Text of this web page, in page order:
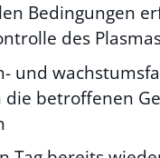
Bedingungen
des
und
die betroffenen